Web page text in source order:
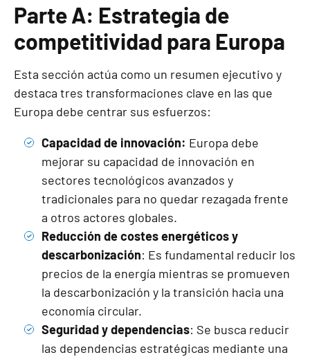
Parte A: Estrategia de
competitividad para Europa
Esta sección actúa como un resumen ejecutivo y
destaca tres transformaciones clave en las que
Europa debe centrar sus esfuerzos:
Capacidad de innovación: Europa debe
mejorar su capacidad de innovación en
sectores tecnológicos avanzados y
tradicionales para no quedar rezagada frente
a otros actores globales.
Reducción de costes energéticos y
descarbonización: Es fundamental reducir los
precios de la energía mientras se promueven
la descarbonización y la transición hacia una
economía circular.
Seguridad y dependencias: Se busca reducir
las dependencias estratégicas mediante una